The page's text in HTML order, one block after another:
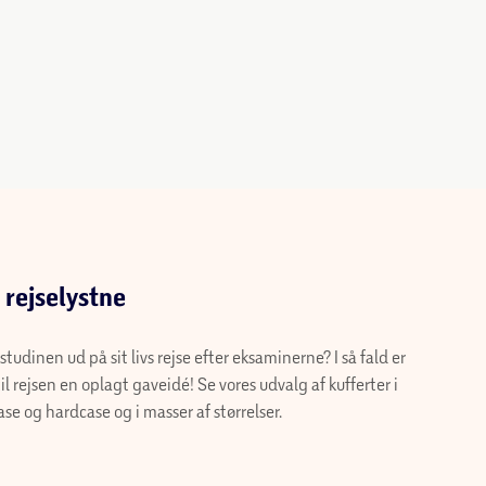
rejselystne
studinen ud på sit livs rejse efter eksaminerne?
en kuffert til rejsen en oplagt gaveidé! Se vores
i både softcase og hardcase og i